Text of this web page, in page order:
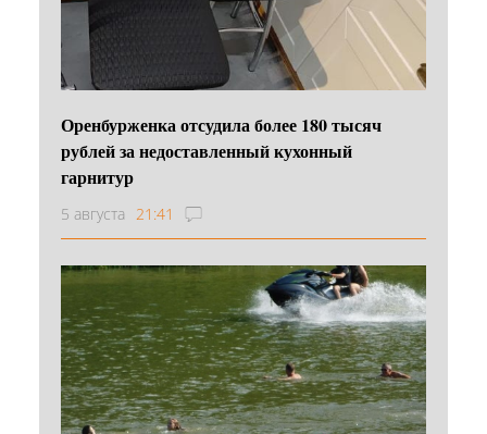
Оренбурженка отсудила более 180 тысяч
рублей за недоставленный кухонный
гарнитур
5 августа 21:41